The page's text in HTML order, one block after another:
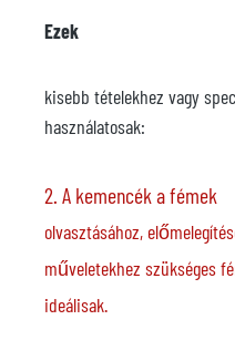
Ezek
kisebb tételekhez vagy
használatosak:
2. A kemencék a fémek
olvasztásához,
műveletekhez szükséges
ideálisak.